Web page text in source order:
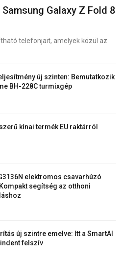
Galaxy Z Fold 8
telefonjait, amelyek közül az
új szinten: Bemutatkozik
BH-228C turmixgép
kínai termék EU raktárról
elektromos csavarhúzó
segítség az otthoni
új szintre emelve: Itt a SmartAI
felszív